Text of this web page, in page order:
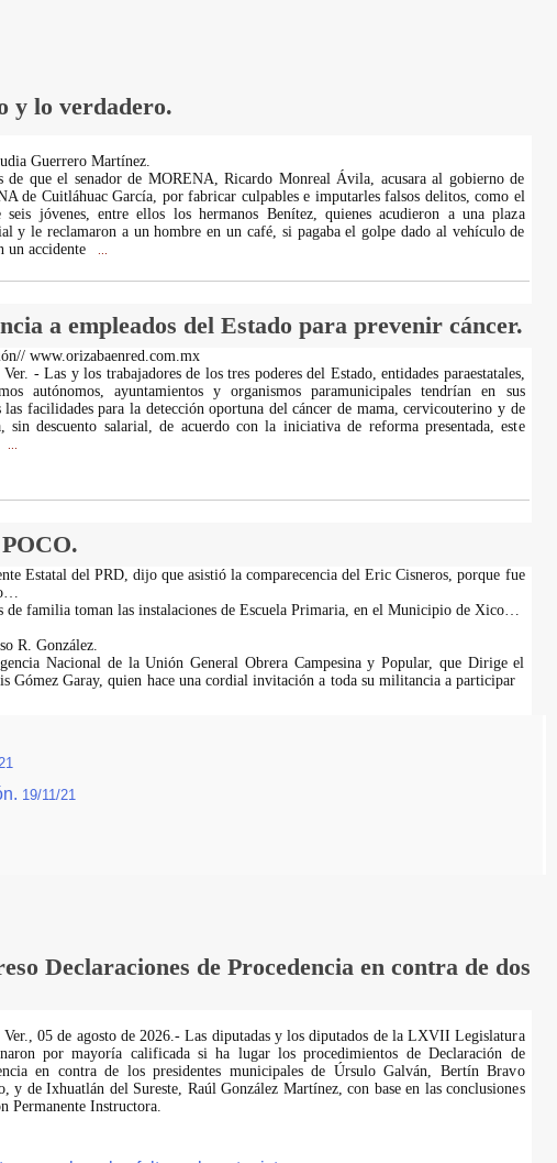
y lo verdadero.
Guerrero Martínez.
de que el senador de MORENA, Ricardo Monreal Ávila, acusara al gobierno de
de Cuitláhuac García, por fabricar culpables e imputarles falsos delitos, como el
seis jóvenes, entre ellos los hermanos Benítez, quienes acudieron a una plaza
y le reclamaron a un hombre en un café, si pagaba el golpe dado al vehículo de
un accidente
a empleados del Estado para prevenir cáncer.
www.orizabaenred.com.mx
- Las y los trabajadores de los tres poderes del Estado, entidades paraestatales,
autónomos, ayuntamientos y organismos paramunicipales tendrían en sus
las facilidades para la detección oportuna del cáncer de mama, cervicouterino y de
sin descuento salarial, de acuerdo con la iniciativa de reforma presentada, este
Estatal del PRD, dijo que asistió la comparecencia del Eric Cisneros, porque fue
de familia toman las instalaciones de Escuela Primaria, en el Municipio de Xico…
R. González.
Nacional de la Unión General Obrera Campesina y Popular, que Dirige el
Gómez Garay, quien hace una cordial invitación a toda su militancia a participar
19/11/21
Declaraciones de Procedencia en contra de dos
Ver., 05 de agosto de 2026.- Las diputadas y los diputados de la LXVII Legislatura
por mayoría calificada si ha lugar los procedimientos de Declaración de
en contra de los presidentes municipales de Úrsulo Galván, Bertín Bravo
y de Ixhuatlán del Sureste, Raúl González Martínez, con base en las conclusiones
Permanente Instructora.